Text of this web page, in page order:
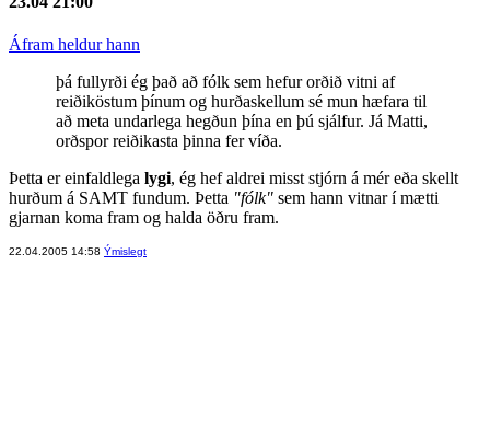
Áfram heldur hann
þá fullyrði ég það að fólk sem hefur orðið vitni af
reiðiköstum þínum og hurðaskellum sé mun hæfara til
að meta undarlega hegðun þína en þú sjálfur. Já Matti,
orðspor reiðikasta þinna fer víða.
Þetta er einfaldlega lygi, ég hef aldrei misst stjórn á mér eða skellt
hurðum á SAMT fundum. Þetta "fólk" sem hann vitnar í mætti
gjarnan koma fram og halda öðru fram.
22.04.2005 14:58 Ýmislegt